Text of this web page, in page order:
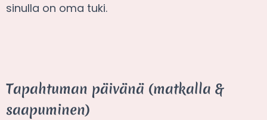
sinulla on oma tuki.
Tapahtuman päivänä (matkalla &
saapuminen)